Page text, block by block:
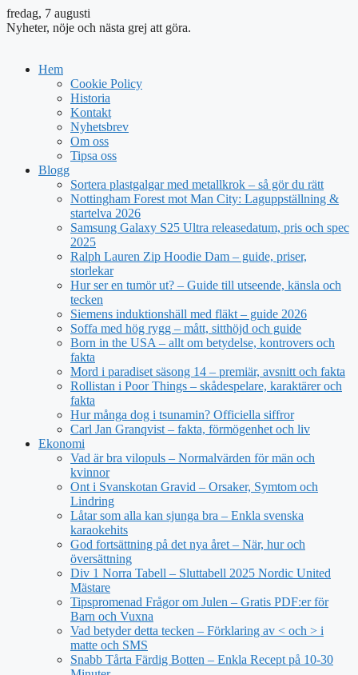
fredag, 7 augusti
Nyheter, nöje och nästa grej att göra.
Hem
Cookie Policy
Historia
Kontakt
Nyhetsbrev
Om oss
Tipsa oss
Blogg
Sortera plastgalgar med metallkrok – så gör du rätt
Nottingham Forest mot Man City: Laguppställning &
startelva 2026
Samsung Galaxy S25 Ultra releasedatum, pris och spec
2025
Ralph Lauren Zip Hoodie Dam – guide, priser,
storlekar
Hur ser en tumör ut? – Guide till utseende, känsla och
tecken
Siemens induktionshäll med fläkt – guide 2026
Soffa med hög rygg – mått, sitthöjd och guide
Born in the USA – allt om betydelse, kontrovers och
fakta
Mord i paradiset säsong 14 – premiär, avsnitt och fakta
Rollistan i Poor Things – skådespelare, karaktärer och
fakta
Hur många dog i tsunamin? Officiella siffror
Carl Jan Granqvist – fakta, förmögenhet och liv
Ekonomi
Vad är bra vilopuls – Normalvärden för män och
kvinnor
Ont i Svanskotan Gravid – Orsaker, Symtom och
Lindring
Låtar som alla kan sjunga bra – Enkla svenska
karaokehits
God fortsättning på det nya året – När, hur och
översättning
Div 1 Norra Tabell – Sluttabell 2025 Nordic United
Mästare
Tipspromenad Frågor om Julen – Gratis PDF:er för
Barn och Vuxna
Vad betyder detta tecken – Förklaring av < och > i
matte och SMS
Snabb Tårta Färdig Botten – Enkla Recept på 10-30